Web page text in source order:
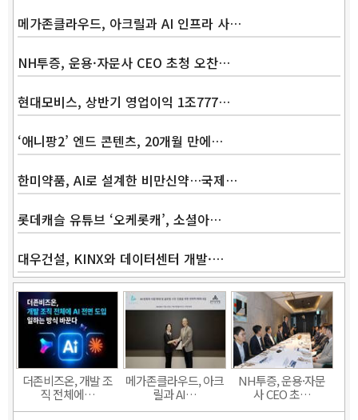
메가존클라우드, 아크릴과 AI 인프라 사…
NH투증, 운용·자문사 CEO 초청 오찬…
현대모비스, 상반기 영업이익 1조777…
‘애니팡2’ 엔드 콘텐츠, 20개월 만에…
한미약품, AI로 설계한 비만신약…국제…
롯데캐슬 유튜브 ‘오케롯캐’, 소셜아…
대우건설, KINX와 데이터센터 개발·…
더존비즈온, 개발 조
직 전체에…
메가존클라우드, 아크
릴과 AI…
NH투증, 운용·자문
사 CEO 초…